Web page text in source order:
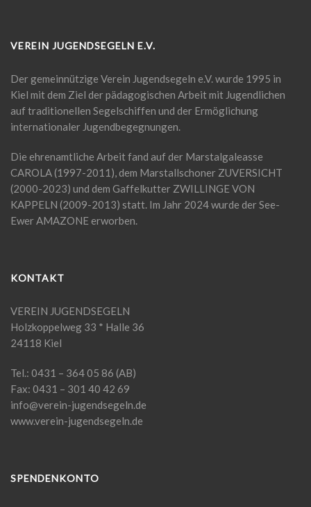
VEREIN JUGENDSEGELN E.V.
Der gemeinnützige Verein Jugendsegeln e.V. wurde 1995 in
Kiel mit dem Ziel der pädagogischen Arbeit mit Jugendlichen
auf traditionellen Segelschiffen und der Ermöglichung
internationaler Jugendbegegnungen.
Die ehrenamtliche Arbeit fand auf der Marstalgaleasse
CAROLA (1997-2011), dem Marstallschoner ZUVERSICHT
(2000-2023) und dem Gaffelkutter ZWILLINGE VON
KAPPELN (2009-2013) statt. Im Jahr 2024 wurde der See-
Ewer AMAZONE erworben.
KONTAKT
VEREIN JUGENDSEGELN
Holzkoppelweg 33 * Halle 36
24118 Kiel
Tel.: 0431 – 364 05 86 (AB)
Fax: 0431 – 301 40 42 69
info@verein-jugendsegeln.de
www.verein-jugendsegeln.de
SPENDENKONTO